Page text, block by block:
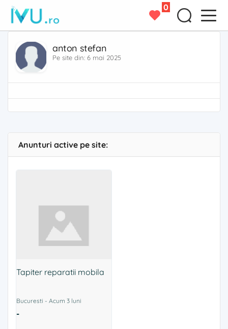
0
anton stefan
Pe site din: 6 mai 2025
Anunturi active pe site:
Tapiter reparatii mobila
Bucuresti - Acum 3 luni
-